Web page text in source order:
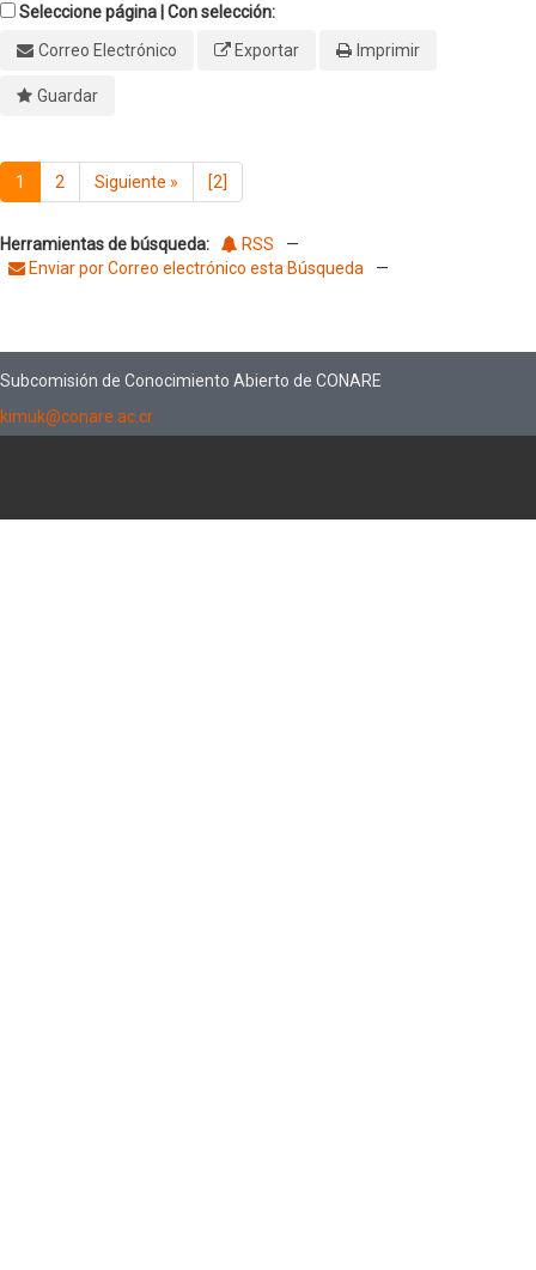
Seleccione página | Con selección:
Correo Electrónico
Exportar Imprimir
Guardar
1 2 Siguiente » [2]
Herramientas de búsqueda: RSS
—
Enviar por Correo electrónico esta Búsqueda
—
Subcomisión de Conocimiento Abierto de CONARE
kimuk@conare.ac.cr